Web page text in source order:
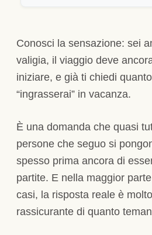
Conosci la sensazione: sei
valigia, il viaggio deve
iniziare, e già ti chiedi quanto
“ingrasserai” in vacanza.
È una domanda che quasi
persone che seguo si
spesso prima ancora di
partite. E nella maggior
casi, la risposta reale è
rassicurante di quanto